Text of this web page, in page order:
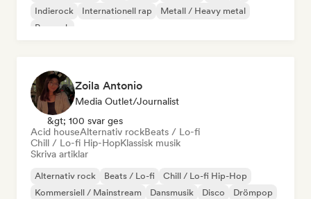
Indierock
Internationell rap
Metall / Heavy metal
Poprock
Zoila Antonio
Media Outlet/Journalist
&gt; 100 svar ges
Acid houseAlternativ rockBeats / Lo-fi
Chill / Lo-fi Hip-HopKlassisk musik
Skriva artiklar
Alternativ rock Beats / Lo-fi
Chill / Lo-fi Hip-Hop
Kommersiell / Mainstream
Dansmusik Disco
Drömpop